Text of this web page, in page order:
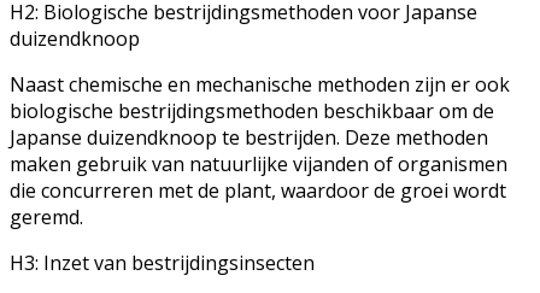
H2: Biologische bestrijdingsmethoden voor Japanse
duizendknoop
Naast chemische en mechanische methoden zijn er ook
biologische bestrijdingsmethoden beschikbaar om de
Japanse duizendknoop te bestrijden. Deze methoden
maken gebruik van natuurlijke vijanden of organismen
die concurreren met de plant, waardoor de groei wordt
geremd.
H3: Inzet van bestrijdingsinsecten